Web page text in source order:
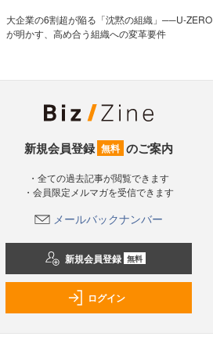
大企業の6割超が陥る「沈黙の組織」──U-ZERO
が明かす、高め合う組織への変革要件
新規会員登録 無料 のご案内
・全ての過去記事が閲覧できます
・会員限定メルマガを受信できます
メールバックナンバー
新規会員登録 無料
ログイン